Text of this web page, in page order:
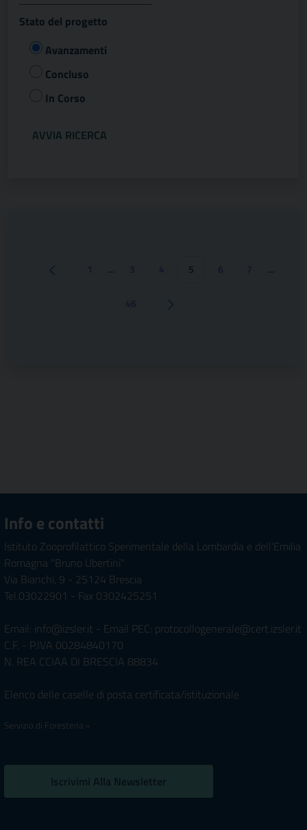
Stato del progetto
Avanzamenti
Concluso
In Corso
… 5 …
Pagina successiva
Info e contatti
Istituto Zooprofilattico Sperimentale della Lombardia e dell'Emilia
Romagna "Bruno Ubertini"
Via Bianchi, 9 - 25124 Brescia
Tel.03022901 - Fax 0302425251
Email: info@izsler.it - Email PEC: protocollogenerale@cert.izsler.it
C.F. - P.IVA 00284840170
N. REA CCIAA DI BRESCIA 88834
Elenco delle caselle di posta certificata/istituzionale
Servizio di Foresteria »
Iscrivimi Alla Newsletter